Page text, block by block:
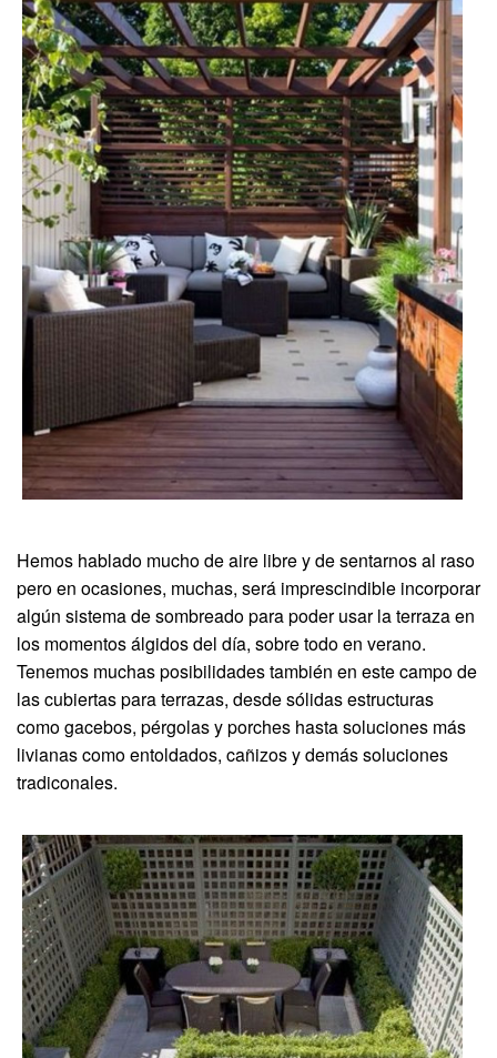
Hemos hablado mucho de aire libre y de sentarnos al raso
pero en ocasiones, muchas, será imprescindible incorporar
algún sistema de sombreado para poder usar la terraza en
los momentos álgidos del día, sobre todo en verano.
Tenemos muchas posibilidades también en este campo de
las cubiertas para terrazas, desde sólidas estructuras
como gacebos, pérgolas y porches hasta soluciones más
livianas como entoldados, cañizos y demás soluciones
tradiconales.